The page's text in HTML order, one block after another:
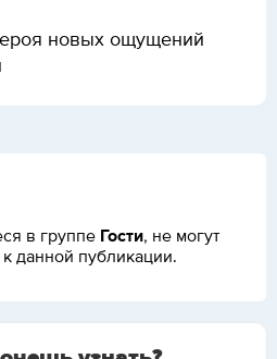
новых ощущений
в группе Гости, не могут
данной публикации.